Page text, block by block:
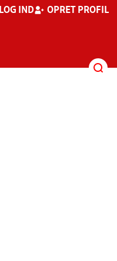
LOG IND OPRET PROFIL